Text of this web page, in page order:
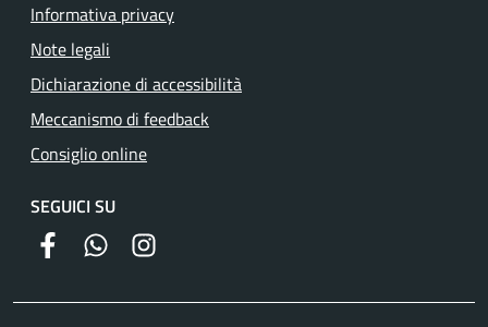
Informativa privacy
Note legali
Dichiarazione di accessibilità
Meccanismo di feedback
Consiglio online
SEGUICI SU
facebook whatsapp